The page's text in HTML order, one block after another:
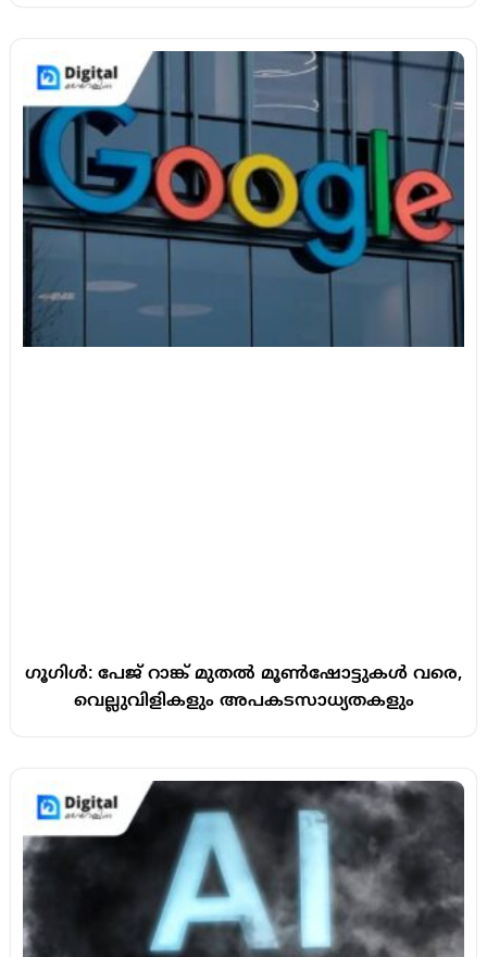
ഗൂഗിൾ: പേജ് റാങ്ക് മുതൽ മൂൺഷോട്ടുകൾ വരെ,
വെല്ലുവിളികളും അപകടസാധ്യതകളും